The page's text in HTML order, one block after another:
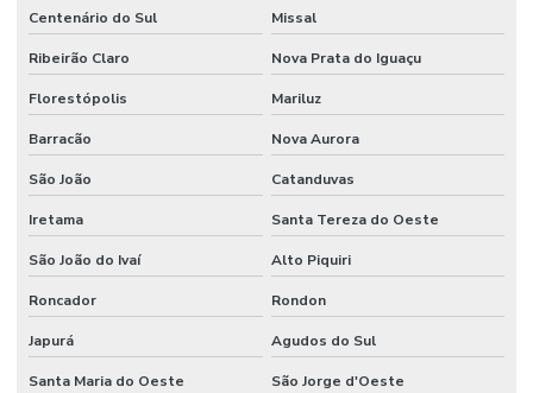
Centenário do Sul Missal
Ribeirão Claro Nova Prata do Iguaçu
Florestópolis Mariluz
Barracão Nova Aurora
São João Catanduvas
Iretama Santa Tereza do Oeste
São João do Ivaí Alto Piquiri
Roncador Rondon
Japurá Agudos do Sul
Santa Maria do Oeste São Jorge d'Oeste